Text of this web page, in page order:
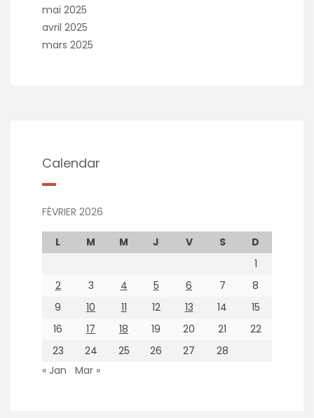
mai 2025
avril 2025
mars 2025
Calendar
FÉVRIER 2026
L M M J V S
D
1
2
3 4 5 6 7
8
9
10 11 12 13 14
15
16
17 18 19 20 21
22
23
24 25 26 27
28
« Jan
Mar »